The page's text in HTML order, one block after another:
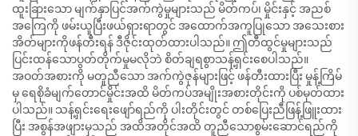
ထူးခြားသော မျက်နှာပြင်အက်ကွဲမှုများသည် မိတ်ကပ်၊ မှိုင်းနှင့် အညစ်
အကြေကို ဖမ်းယူပြီးဖယ်ရှားရာတွင် အထောက်အကူပြုသော အသေးစား
အိတ်များကိုဖန်တီးရန် ဒီဇိုင်းထုတ်ထားပါသည်။ ဤတီထွင်မှုများသည်
ပြင်းထန်သောပွတ်တိုက်မှုမလိုဘဲ စိတ်ချရစွာသန့်ရှင်းစေပါသည်။
အဝတ်အစားကို မတူညီသော အက်ကွဲဇုန်များဖြင့် ဖန်တီးထားပြီး မှုန့်ကြိမ်
မှ ရေစိုခံမျက်တောင်မှိုင်းအထိ မိတ်ကပ်အမျိုးအစားတိုင်းကို ပစ်မှတ်ထား
ပါသည်။ သန့်ရှင်းရေးဖျော်ရည်ကို ပါးတိုင်းတွင် တစ်ပြေးညီဖြန့်ဖြူးထား
ပြီး အစွန်အဖျားမှသည် အထိအတိုင်အထိ တူညီသောစွမ်းဆောင်ရည်ကို